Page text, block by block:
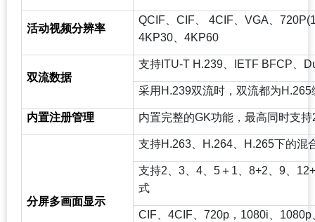
活动视频分辨率
QCIF 、CIF、 4CIF、VGA、
4KP30、4KP60
双流数据
支持ITU-T H.239、IETF BFCP、
采用H.239双流时，双流都为
内置注册管理 内置完整的GK功能，最高同时支
分屏多画面显示
支持H.263、H.264、H.265下的混
支持2、3、4、5＋1、8+2、9、
式
CIF 、4CIF、720p，1080i、